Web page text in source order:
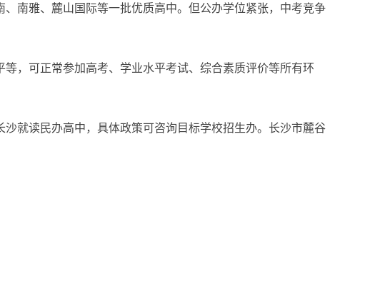
南雅、麓山国际等一批优质高中。但公办学位紧张，中考竞争
，可正常参加高考、学业水平考试、综合素质评价等所有环
就读民办高中，具体政策可咨询目标学校招生办。长沙市麓谷